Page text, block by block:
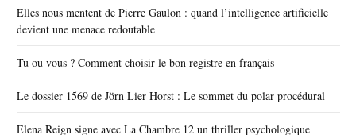
Elles nous mentent de Pierre Gaulon : quand l’intelligence artificielle
devient une menace redoutable
Tu ou vous ? Comment choisir le bon registre en français
Le dossier 1569 de Jörn Lier Horst : Le sommet du polar procédural
Elena Reign signe avec La Chambre 12 un thriller psychologique